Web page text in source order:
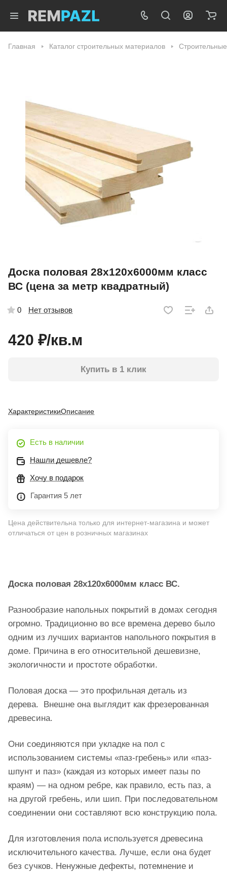
Главная Каталог строительных материалов
Доска половая 28х120х6000мм класс
ВС (цена за метр квадратный)
0 Нет отзывов
420 ₽/кв.м
Купить в 1 клик
ХарактеристикиОписание
Есть в наличии
Нашли дешевле?
Хочу в подарок
Гарантия 5 лет
Цена действительна только для интернет-магазина и может
отличаться от цен в розничных магазинах
Доска половая 28х120х6000мм класс ВС.
Разнообразие напольных покрытий в домах сегодня
огромно. Традиционно во все времена дерево было
одним из лучших вариантов напольного покрытия в
доме. Причина в его относительной дешевизне,
экологичности и простоте обработки.
Половая доска — это профильная деталь из
дерева. Внешне она выглядит как фрезерованная
древесина.
Они соединяются при укладке на пол с
использованием системы «паз-гребень» или «паз-
шпунт и паз» (каждая из которых имеет пазы по
краям) — на одном ребре, как правило, есть паз, а
на другой гребень, или шип. При последовательном
соединении они составляют всю конструкцию пола.
Для изготовления пола используется древесина
исключительного качества. Лучше, если она будет
без сучков. Ненужные дефекты, потемнение и